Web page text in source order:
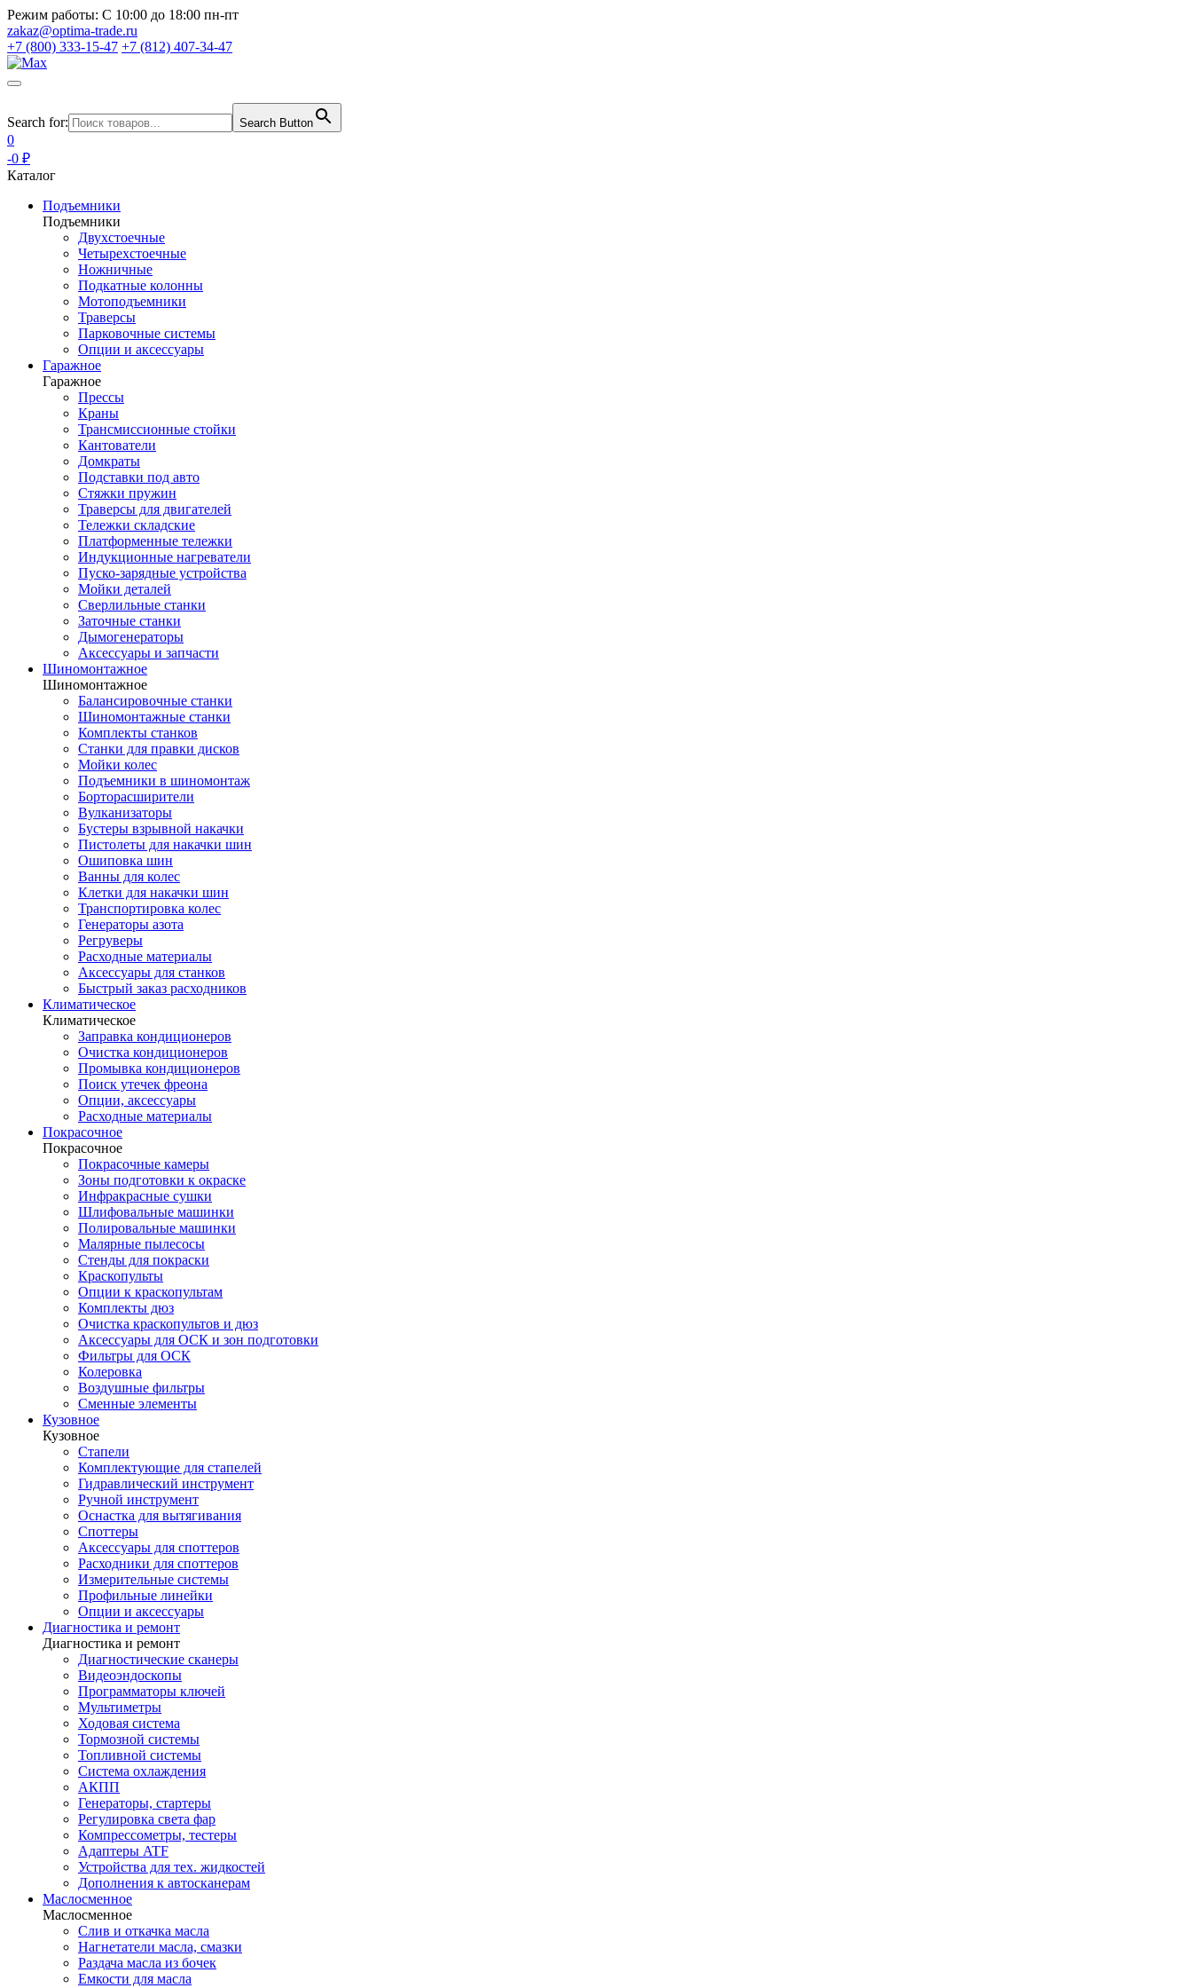
Режим работы: С 10:00 до 18:00 пн-пт
zakaz@optima-trade.ru
+7 (800) 333-15-47 +7 (812) 407-34-47
Search for: Search Button
0
-0 ₽
Каталог
Подъемники
Подъемники
Двухстоечные
Четырехстоечные
Ножничные
Подкатные колонны
Мотоподъемники
Траверсы
Парковочные системы
Опции и аксессуары
Гаражное
Гаражное
Прессы
Краны
Трансмиссионные стойки
Кантователи
Домкраты
Подставки под авто
Стяжки пружин
Траверсы для двигателей
Тележки складские
Платформенные тележки
Индукционные нагреватели
Пуско-зарядные устройства
Мойки деталей
Сверлильные станки
Заточные станки
Дымогенераторы
Аксессуары и запчасти
Шиномонтажное
Шиномонтажное
Балансировочные станки
Шиномонтажные станки
Комплекты станков
Станки для правки дисков
Мойки колес
Подъемники в шиномонтаж
Борторасширители
Вулканизаторы
Бустеры взрывной накачки
Пистолеты для накачки шин
Ошиповка шин
Ванны для колес
Клетки для накачки шин
Транспортировка колес
Генераторы азота
Регруверы
Расходные материалы
Аксессуары для станков
Быстрый заказ расходников
Климатическое
Климатическое
Заправка кондиционеров
Очистка кондиционеров
Промывка кондиционеров
Поиск утечек фреона
Опции, аксессуары
Расходные материалы
Покрасочное
Покрасочное
Покрасочные камеры
Зоны подготовки к окраске
Инфракрасные сушки
Шлифовальные машинки
Полировальные машинки
Малярные пылесосы
Стенды для покраски
Краскопульты
Опции к краскопультам
Комплекты дюз
Очистка краскопультов и дюз
Аксессуары для ОСК и зон подготовки
Фильтры для ОСК
Колеровка
Воздушные фильтры
Сменные элементы
Кузовное
Кузовное
Стапели
Комплектующие для стапелей
Гидравлический инструмент
Ручной инструмент
Оснастка для вытягивания
Споттеры
Аксессуары для споттеров
Расходники для споттеров
Измерительные системы
Профильные линейки
Опции и аксессуары
Диагностика и ремонт
Диагностика и ремонт
Диагностические сканеры
Видеоэндоскопы
Программаторы ключей
Мультиметры
Ходовая система
Тормозной системы
Топливной системы
Система охлаждения
АКПП
Генераторы, стартеры
Регулировка света фар
Компрессометры, тестеры
Адаптеры ATF
Устройства для тех. жидкостей
Дополнения к автосканерам
Маслосменное
Маслосменное
Слив и откачка масла
Нагнетатели масла, смазки
Раздача масла из бочек
Емкости для масла